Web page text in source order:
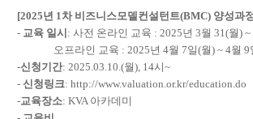
[2025년 1차 비즈니스모델컨설턴트(BMC) 양성과
- 교육 일시 : 사전 온라인 교육 : 2025년 3월 31(월)
오프라인 교육 : 2025년 4월 7일(월) ~ 4월 9
-신청기간: 2025.03.10.(월), 14시~​
- 신청링크:http://www.valuation.or.kr/education.do
-교육장소: KVA 아카데미